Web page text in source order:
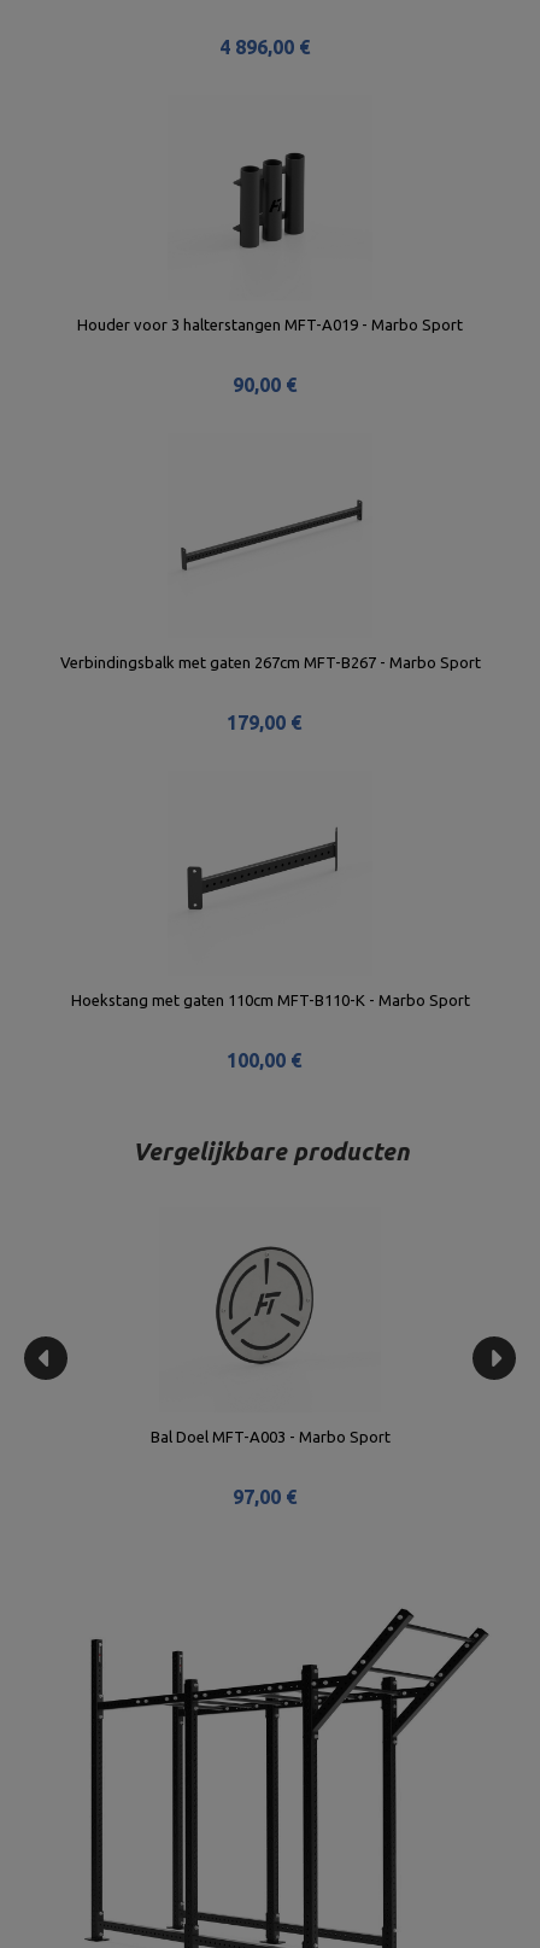
4 896,00 €
Houder voor 3 halterstangen MFT-A019 - Marbo Sport
90,00 €
Verbindingsbalk met gaten 267cm MFT-B267 - Marbo Sport
179,00 €
Hoekstang met gaten 110cm MFT-B110-K - Marbo Sport
100,00 €
Vergelijkbare producten
Bal Doel MFT-A003 - Marbo Sport
97,00 €